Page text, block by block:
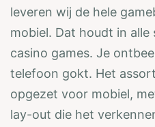
leveren wij de hele
mobiel. Dat houdt in
casino games. Je
telefoon gokt. Het
opgezet voor mobiel,
lay-out die het